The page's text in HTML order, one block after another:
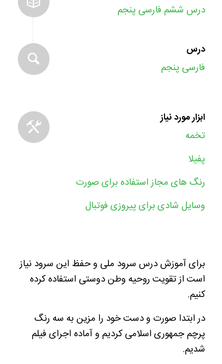
درس ششم فارسی پنجم
درس
فارسی پنجم
ابزار مورد نیاز
تخمه
پفیلا
رنگ های مجاز استفاده برای صورت
وسایل شادی برای پیروزی فوتبال
برای آموزش درس سرود ملی و حفظ این سرود نیاز
است از تقویت روحیه وطن دوستی استفاده کرده
کنیم.
در ابتدا صورت و دست خود را مزین به سه رنگ
پرچم جمهوری اسلامی کردیم و آماده اجرای فیلم
شدیم.